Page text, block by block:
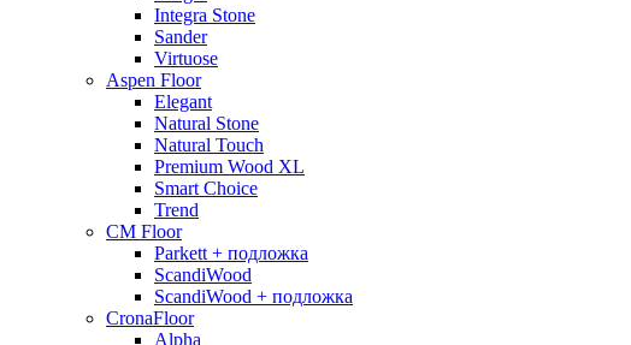
Integra Stone
Sander
Virtuose
Aspen Floor
Elegant
Natural Stone
Natural Touch
Premium Wood XL
Smart Choice
Trend
CM Floor
Parkett + подложка
ScandiWood
ScandiWood + подложка
CronaFloor
Alpha